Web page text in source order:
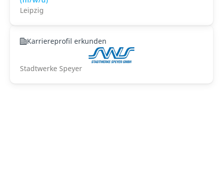
Leipzig
Karriereprofil erkunden
Stadtwerke Speyer